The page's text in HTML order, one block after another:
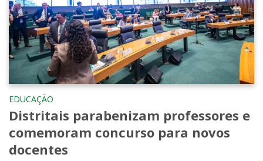
EDUCAÇÃO
Distritais parabenizam professores e
comemoram concurso para novos
docentes